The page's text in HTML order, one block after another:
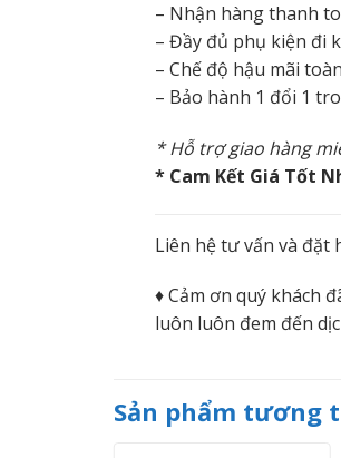
– Nhận hàng thanh
– Đầy đủ phụ kiện đi
– Chế độ hậu mãi
– Bảo hành 1 đổi 1
* Hỗ trợ giao hàng
* Cam Kết Giá Tốt
Liên hệ tư vấn và đặt
♦ Cảm ơn quý khách
luôn luôn đem đến
Sản phẩm tương